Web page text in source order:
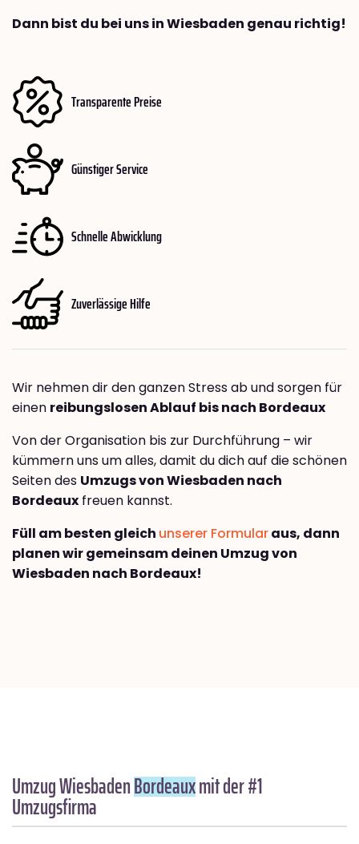
Dann bist du bei uns in Wiesbaden genau richtig!
Transparente Preise
Günstiger Service
Schnelle Abwicklung
Zuverlässige Hilfe
Wir nehmen dir den ganzen Stress ab und sorgen für
einen reibungslosen Ablauf bis nach Bordeaux
Von der Organisation bis zur Durchführung – wir
kümmern uns um alles, damit du dich auf die schönen
Seiten des Umzugs von Wiesbaden nach
Bordeaux freuen kannst.
Füll am besten gleich unserer Formularaus, dann
planen wir gemeinsam deinen Umzug von
Wiesbaden nach Bordeaux!
Umzug WiesbadenBordeauxmit der #1
Umzugsfirma